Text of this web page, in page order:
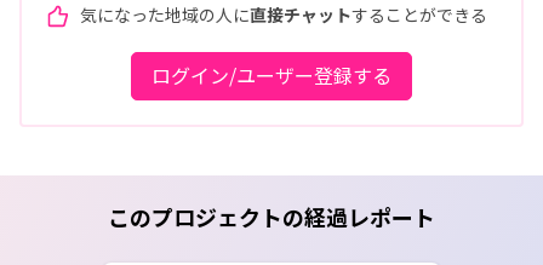
気になった地域の人に直接チャットすることができる
ログイン/ユーザー登録する
このプロジェクトの経過レポート